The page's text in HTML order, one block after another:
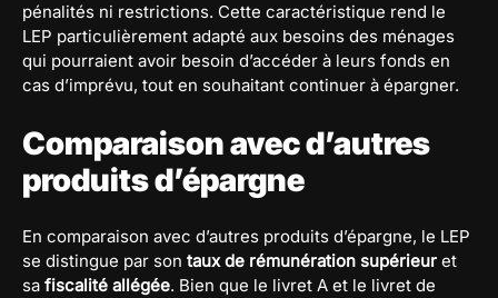
pénalités ni restrictions. Cette caractéristique rend le
LEP particulièrement adapté aux besoins des ménages
qui pourraient avoir besoin d’accéder à leurs fonds en
cas d’imprévu, tout en souhaitant continuer à épargner.
Comparaison avec d’autres
produits d’épargne
En comparaison avec d’autres produits d’épargne, le LEP
se distingue par son taux de rémunération supérieur et
sa fiscalité allégée. Bien que le livret A et le livret de